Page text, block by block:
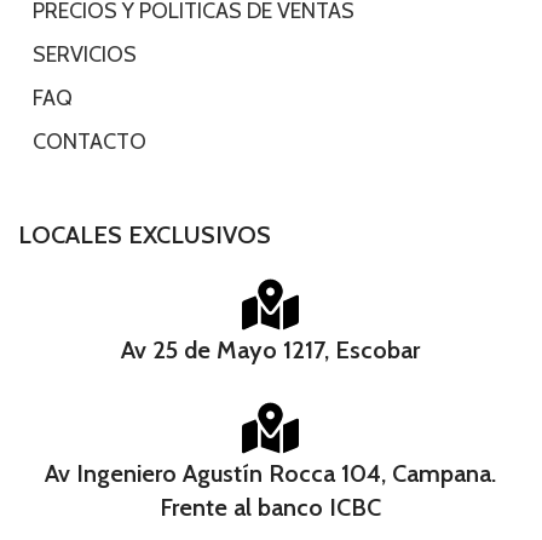
PRECIOS Y POLITICAS DE VENTAS
SERVICIOS
FAQ
CONTACTO
LOCALES EXCLUSIVOS
Av 25 de Mayo 1217, Escobar
Av Ingeniero Agustín Rocca 104, Campana.
Frente al banco ICBC​